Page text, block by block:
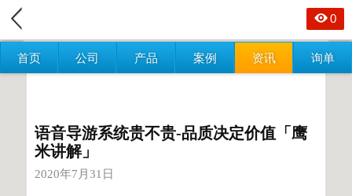
首页 公司 产品 案例 资讯 询单
0
语音导游系统贵不贵-品质决定价值「鹰
米讲解」
2020年7月31日